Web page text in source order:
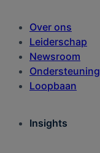
Over ons
Leiderschap
Newsroom
Ondersteuning
Loopbaan
Insights